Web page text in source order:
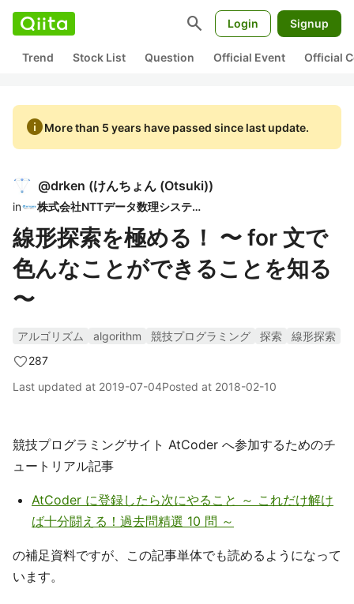
search Login Signup
Trend Stock List Question Official Event Official
infoMore than 5 years have passed since last update.
@drken (けんちょん (Otsuki))
in 株式会社NTTデータ数理システム
線形探索を極める！ 〜 for 文で
色んなことができることを知る
〜
アルゴリズム algorithm 競技プログラミング 探索
線形探索
287
Last updated at 2019-07-04Posted at 2018-02-10
競技プログラミングサイト AtCoder へ参加するためのチ
ュートリアル記事
AtCoder に登録したら次にやること ～ これだけ解け
ば十分闘える！過去問精選 10 問 ～
の補足資料ですが、この記事単体でも読めるようになって
います。